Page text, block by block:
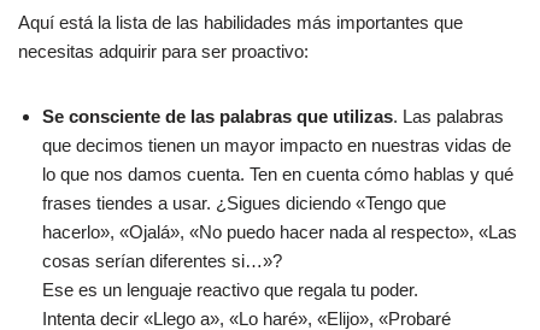
Aquí está la lista de las habilidades más importantes que
necesitas adquirir para ser proactivo:
Se consciente de las palabras que utilizas. Las palabras
que decimos tienen un mayor impacto en nuestras vidas de
lo que nos damos cuenta. Ten en cuenta cómo hablas y qué
frases tiendes a usar. ¿Sigues diciendo «Tengo que
hacerlo», «Ojalá», «No puedo hacer nada al respecto», «Las
cosas serían diferentes si…»?
Ese es un lenguaje reactivo que regala tu poder.
Intenta decir «Llego a», «Lo haré», «Elijo», «Probaré